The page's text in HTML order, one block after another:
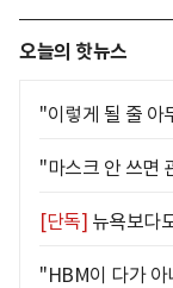
오늘의 핫뉴스
"이렇게 될 줄 아
"마스크 안 쓰면
[단독] 뉴욕보다
"HBM이 다가 아